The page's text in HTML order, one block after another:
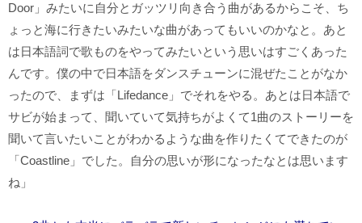
Door 」みたいに自分とガッツリ向き合う曲があるからこそ、ち
ょっと海に行きたいみたいな曲があってもいいのかなと。あと
は日本語詞で歌ものをやってみたいという思いはすごくあった
んです。僕の中で日本語をダンスチューンに混ぜたことがなか
ったので、まずは「Lifedance 」でそれをやる。あとは日本語で
サビが始まって、聞いていて気持ちがよくて1曲のストーリーを
聞いて言いたいことがわかるような曲を作りたくてできたのが
「Coastline 」でした。自分の思いが形になったなとは思います
ね」